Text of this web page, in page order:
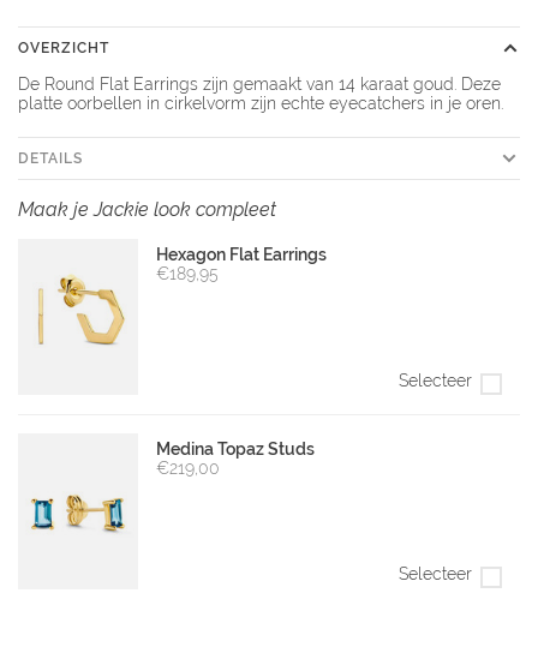
OVERZICHT
De Round Flat Earrings zijn gemaakt van 14 karaat goud. Deze
platte oorbellen in cirkelvorm zijn echte eyecatchers in je oren.
DETAILS
Maak je Jackie look compleet
Hexagon Flat Earrings
€189,95
Selecteer
Medina Topaz Studs
€219,00
Selecteer